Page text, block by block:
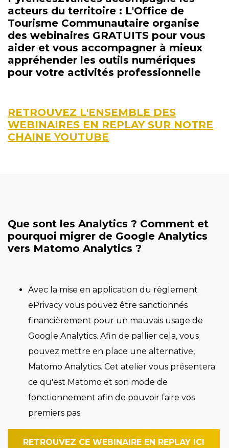
acteurs du territoire : L'Office de
Tourisme Communautaire organise
des webinaires GRATUITS pour vous
aider et vous accompagner à mieux
appréhender les outils numériques
pour votre activités professionnelle
RETROUVEZ L'ENSEMBLE DES
WEBINAIRES EN REPLAY SUR NOTRE
CHAINE YOUTUBE
Que sont les Analytics ? Comment et
pourquoi migrer de Google Analytics
vers Matomo Analytics ?
Avec la mise en application du règlement
ePrivacy vous pouvez être sanctionnés
financièrement pour un mauvais usage de
Google Analytics. Afin de pallier cela, vous
pouvez mettre en place une alternative,
Matomo Analytics. Cet atelier vous présentera
ce qu'est Matomo et son mode de
fonctionnement afin de pouvoir faire vos
premiers pas.
RETROUVEZ CE WEBINAIRE EN REPLAY ICI